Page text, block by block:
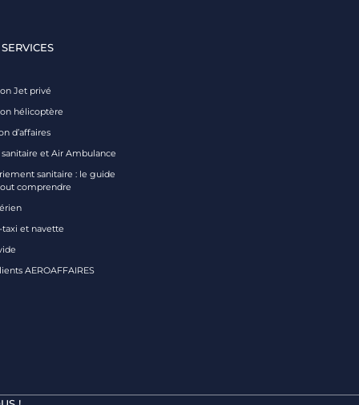
Jet privé
hélicoptère
d’affaires
et Air Ambulance
sanitaire : le guide
comprendre
taxi et navette
AEROAFFAIRES